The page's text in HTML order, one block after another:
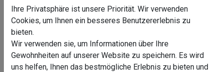
bieten. Um das Beste aus Ihrer Schiebetür herauszuholen,
ist das richtige Schiebetür Zubehör von entscheidender
Bedeutung. Wir bieten eine breite Palette von Zubehör, mit
dem Sie Ihre Schiebetür individuell gestalten und an Ihre
Bedürfnisse anpassen können.
Ihre Privatsphäre ist unsere Priorität. Wir verwenden
Cookies, um Ihnen ein besseres Benutzererlebnis zu
bieten.
Wir verwenden sie, um Informationen über Ihre
Gewohnheiten auf unserer Website zu speichern. Es wird
uns helfen, Ihnen das bestmögliche Erlebnis zu bieten und